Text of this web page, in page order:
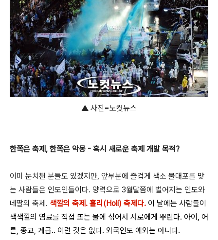
▲ 사진=노컷뉴스
한쪽은 축제, 한쪽은 악몽 - 혹시 새로운 축제 개발 목적?
이미 눈치챈 분들도 있겠지만, 앞부분에 즐겁게 색소 물대포를 맞
는 사람들은 인도인들이다. 양력으로 3월달쯤에 벌어지는 인도와
네팔의 축제. 색깔의 축제. 홀리(Holi) 축제다. 이 날에는 사람들이
색색깔의 염료를 직접 또는 물에 섞어서 서로에게 뿌린다. 아이, 어
른, 종교, 계급.. 이런 것은 없다. 외국인도 예외는 아니다.